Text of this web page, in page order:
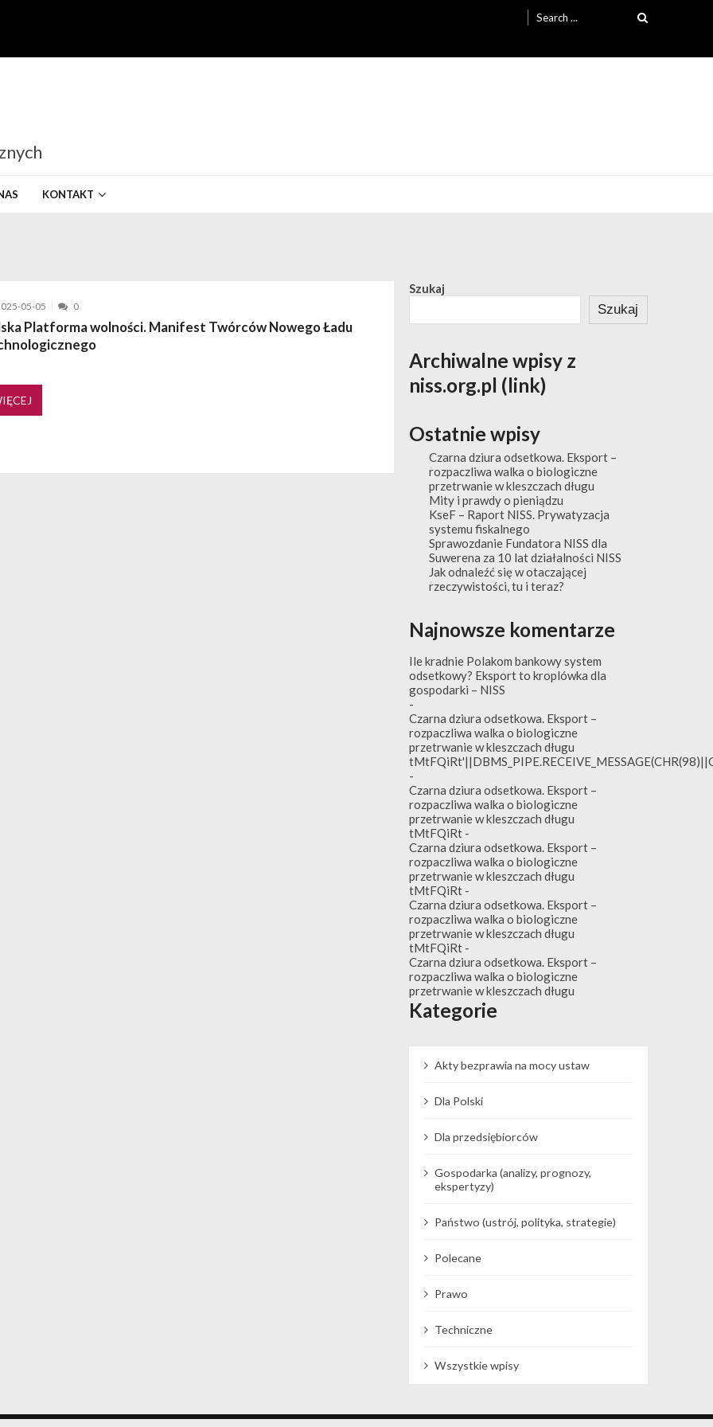
for:
KONTAKT
05-05 0
Platforma wolności. Manifest Twórców Nowego Ładu
Szukaj
Szukaj
Archiwalne wpisy z
niss.org.pl (link)
Ostatnie wpisy
Czarna dziura odsetkowa. Eksport –
rozpaczliwa walka o biologiczne
przetrwanie w kleszczach długu
Mity i prawdy o pieniądzu
KseF – Raport NISS. Prywatyzacja
systemu fiskalnego
Sprawozdanie Fundatora NISS dla
Suwerena za 10 lat działalności NISS
Jak odnaleźć się w otaczającej
rzeczywistości, tu i teraz?
Najnowsze komentarze
Ile kradnie Polakom bankowy system
odsetkowy? Eksport to kroplówka dla
gospodarki – NISS
-
Czarna dziura odsetkowa. Eksport –
rozpaczliwa walka o biologiczne
przetrwanie w kleszczach długu
-
Czarna dziura odsetkowa. Eksport –
rozpaczliwa walka o biologiczne
przetrwanie w kleszczach długu
tMtFQiRt -
Czarna dziura odsetkowa. Eksport –
rozpaczliwa walka o biologiczne
przetrwanie w kleszczach długu
tMtFQiRt -
Czarna dziura odsetkowa. Eksport –
rozpaczliwa walka o biologiczne
przetrwanie w kleszczach długu
tMtFQiRt -
Czarna dziura odsetkowa. Eksport –
rozpaczliwa walka o biologiczne
przetrwanie w kleszczach długu
Kategorie
Akty bezprawia na mocy ustaw
Dla Polski
Dla przedsiębiorców
Gospodarka (analizy, prognozy,
ekspertyzy)
Państwo (ustrój, polityka, strategie)
Polecane
Prawo
Techniczne
Wszystkie wpisy